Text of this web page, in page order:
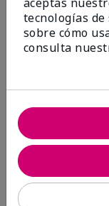
4 estrellas
3 estrellas
1 estrella
tecnologías de
sobre cómo
consulta